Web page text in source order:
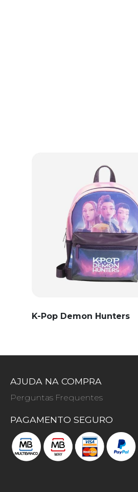
K-Pop Demon Hunters
AJUDA NA COMPRA
Perguntas Frequentes
PAGAMENTO SEGURO